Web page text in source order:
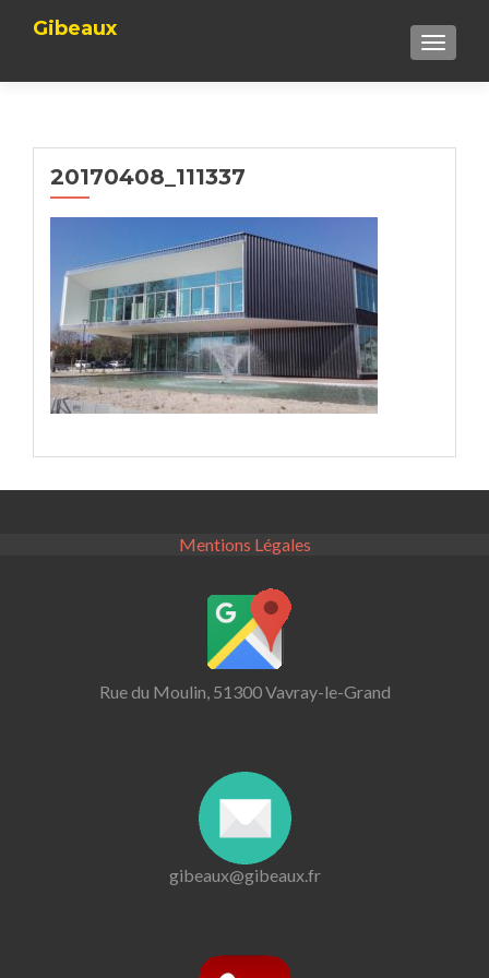
Gibeaux
20170408_111337
Mentions Légales
Rue du Moulin, 51300 Vavray-le-Grand
gibeaux@gibeaux.fr